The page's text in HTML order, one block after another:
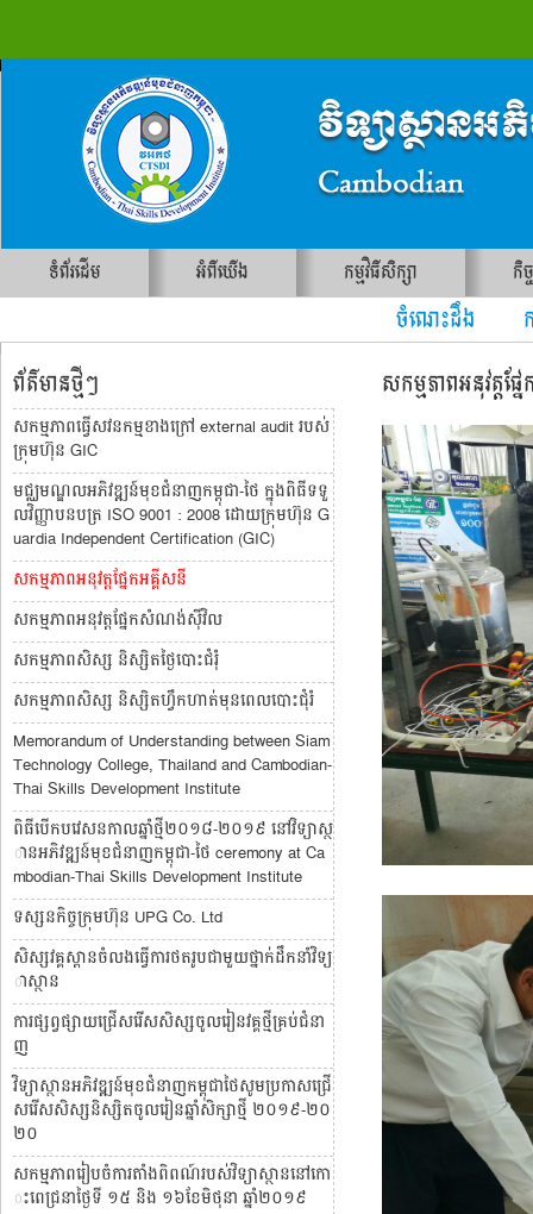
ទំព័រដើម អំពីយើង កម្មវិធីសិក្សា កិ
ចំណេះដឹង កា
ព័ត៌មានថ្មីៗ
សកម្មភាពធ្វើសវនកម្មខាងក្រៅ external audit របស់
ក្រុមហ៊ុន GIC
មជ្ឈមណ្ឌលអភិវឌ្ឍន៍មុខជំនាញកម្ពុជា-ថៃ ក្នុងពិធីទទួ
លវិញ្ញាបនបត្រ ISO 9001 : 2008 ដោយក្រុមហ៊ុន G
uardia Independent Certification (GIC)
សកម្មភាពអនុវត្តផ្នែកអគ្គីសនី
សកម្មភាពអនុវត្តផ្នែកសំណង់ស៊ីវិល
សកម្មភាពសិស្ស និស្សិតថ្ងៃបោះជំរុំ
សកម្មភាពសិស្ស​ និស្សិតហ្វឹកហាត់មុនពេលបោះជុំរំ
Memorandum of Understanding between Siam
Technology College, Thailand and Cambodian-
Thai Skills Development Institute
ពិធីបើកបវេសនកាលឆ្នាំថ្មី២០១៨-២០១៩ នៅវិទ្យាស្ថ
ានអភិវឌ្ឍន៍មុខជំនាញកម្ពុជា-ថៃ ceremony at Ca
mbodian-Thai Skills Development Institute
ទស្សនកិច្ចក្រុមហ៊ុន UPG Co. Ltd
សិស្សវគ្គស្ពានចំលងធ្វើការថតរូបជាមួយថ្នាក់ដឹកនាំវិទ្យ
ាស្ថាន
ការផ្សព្វផ្សាយជ្រើសរើសសិស្សចូលរៀនវគ្គថ្មីគ្រប់ជំនា
ញ
វិទ្យាស្ថានអភិវឌ្ឍន៍មុខជំនាញកម្ពុជាថៃសូមប្រកាសជ្រើ
សរើសសិស្សនិស្សិតចូលរៀនឆ្នាំសិក្សាថ្មី ២០១៩-២០
២០
សកម្មភាពរៀបចំការតាំងពិពណ៍របស់វិទ្យាស្ថាននៅកោ
ះពេជ្រនាថ្ងៃទី ១៥ និង ១៦ខែមិថុនា ឆ្នាំ២០១៩
សកម្មភាពអនុវត្តផ្